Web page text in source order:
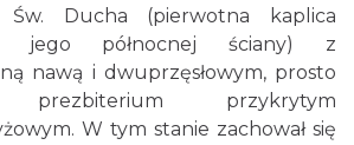
Św. Ducha (pierwotna kaplica
jego północnej ściany) z
nawą i dwuprzęsłowym, prosto
prezbiterium przykrytym
W tym stanie zachował się